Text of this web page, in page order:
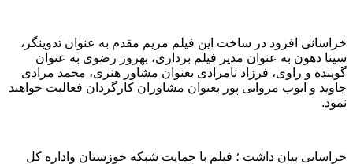
خراسانی افزود در ساخت این فیلم مریم مقدم به عنوان تدوینگر،
سینا دهون به عنوان مدیر فیلم برداری، بهروز رضوی به عنوان
گوینده و راوی، فرزاد تامرادی بعنوان مشاور هنری، محمد مرادی
جاوید و ایوب مروانی پور بعنوان مشاوران کارگردان فعالیت خواهند
نمود.
خراسانی بیان داشت ؛ فیلم با حمایت شبکه خوزستان واداره کل